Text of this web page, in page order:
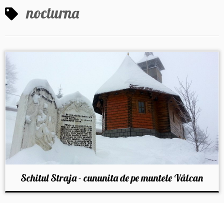
contentnocturna
Schitul Straja - cununita de pe muntele Vâlcan